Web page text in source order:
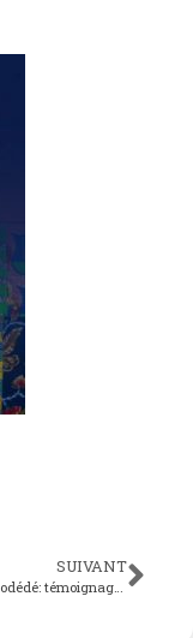
SUIVANT
Produit #Nkodédé: témoignages des premiers bénéficiaires…